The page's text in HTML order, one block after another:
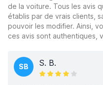
de la voiture. Tous les avis
établis par de vrais clients,
pouvoir les modifier. Ainsi,
ces avis sont authentiques,
SB S. B.